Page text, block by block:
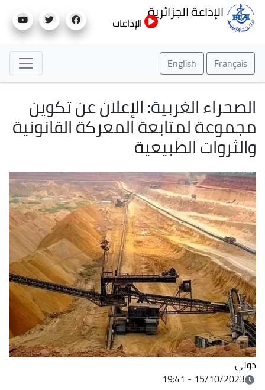
إلى
الإذاعة الجزائرية
الإذاعات
Français
English
الصحراء الغربية: الإعلان عن تكوين
مجموعة لمتابعة المعركة القانونية
والثروات الطبيعية
دولي
15/10/2023 - 19:41